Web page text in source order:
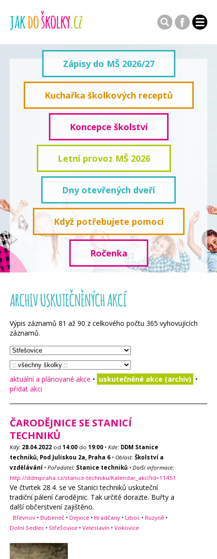
Zápisy do MŠ 2026/27
Kuchařka školkových receptů
Koncepce školství
Letní provoz MŠ 2026
Dny otevřených dveří
Když potřebujete pomoci
Ročenka
ARCHIV USKUTEČNĚNÝCH AKCÍ
Výpis záznamů 81 až 90 z celkového počtu 365 vyhovujících
záznamů.
aktuální a plánované akce • uskutečněné akce (archiv) •
přidat akci
ČARODĚJNICE SE STANICÍ
TECHNIKŮ
Kdy: 28.04.2022 od 14:00 do 19:00 • Kde: DDM Stanice
techniků, Pod Juliskou 2a, Praha 6 • Oblast: Školství a
vzdělávání • Pořadatel: Stanice techniků • Další informace:
http://ddmpraha.cz/stanice-techniku/Kalendar_akci?id=11451
Ve čtvrtek 28.4. se ve Stanici techniků uskuteční
tradiční pálení čarodějnic. Tak určitě dorazte. Buřty a
další občerstvení zajištěno.
Břevnov • Bubeneč • Dejvice • Hradčany • Liboc • Ruzyně •
Dolní Sedlec • Střešovice • Veleslavín • Vokovice